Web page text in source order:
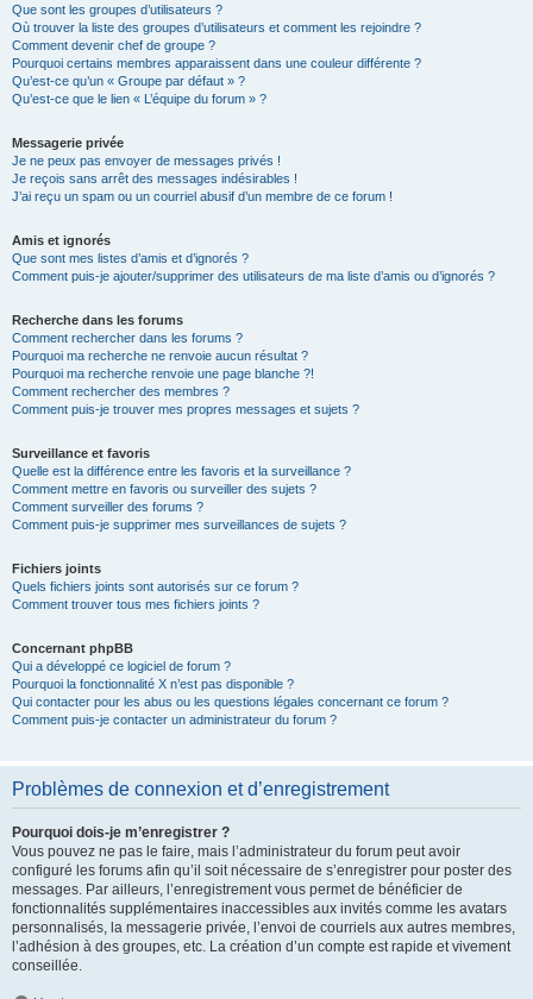
Que sont les groupes d’utilisateurs ?
Où trouver la liste des groupes d’utilisateurs et comment les rejoindre ?
Comment devenir chef de groupe ?
Pourquoi certains membres apparaissent dans une couleur différente ?
Qu’est-ce qu’un « Groupe par défaut » ?
Qu’est-ce que le lien « L’équipe du forum » ?
Messagerie privée
Je ne peux pas envoyer de messages privés !
Je reçois sans arrêt des messages indésirables !
J’ai reçu un spam ou un courriel abusif d’un membre de ce forum !
Amis et ignorés
Que sont mes listes d’amis et d’ignorés ?
Comment puis-je ajouter/supprimer des utilisateurs de ma liste d’amis ou d’ignorés ?
Recherche dans les forums
Comment rechercher dans les forums ?
Pourquoi ma recherche ne renvoie aucun résultat ?
Pourquoi ma recherche renvoie une page blanche ?!
Comment rechercher des membres ?
Comment puis-je trouver mes propres messages et sujets ?
Surveillance et favoris
Quelle est la différence entre les favoris et la surveillance ?
Comment mettre en favoris ou surveiller des sujets ?
Comment surveiller des forums ?
Comment puis-je supprimer mes surveillances de sujets ?
Fichiers joints
Quels fichiers joints sont autorisés sur ce forum ?
Comment trouver tous mes fichiers joints ?
Concernant phpBB
Qui a développé ce logiciel de forum ?
Pourquoi la fonctionnalité X n’est pas disponible ?
Qui contacter pour les abus ou les questions légales concernant ce forum ?
Comment puis-je contacter un administrateur du forum ?
Problèmes de connexion et d’enregistrement
Pourquoi dois-je m’enregistrer ?
Vous pouvez ne pas le faire, mais l’administrateur du forum peut avoir
configuré les forums afin qu’il soit nécessaire de s’enregistrer pour poster des
messages. Par ailleurs, l’enregistrement vous permet de bénéficier de
fonctionnalités supplémentaires inaccessibles aux invités comme les avatars
personnalisés, la messagerie privée, l’envoi de courriels aux autres membres,
l’adhésion à des groupes, etc. La création d’un compte est rapide et vivement
conseillée.